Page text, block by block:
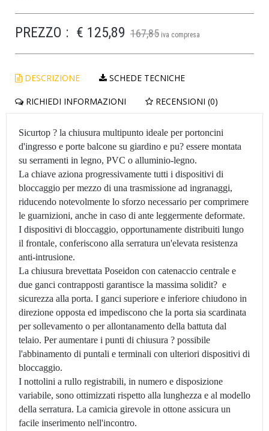
PREZZO : € 125,89 167,85 iva compresa
DESCRIZIONE SCHEDE TECNICHE
RICHIEDI INFORMAZIONI RECENSIONI (0)
Sicurtop ? la chiusura multipunto ideale per portoncini
d'ingresso e porte balcone su giardino e pu? essere montata
su serramenti in legno, PVC o alluminio-legno.
La chiave aziona progressivamente tutti i dispositivi di
bloccaggio per mezzo di una trasmissione ad ingranaggi,
riducendo notevolmente lo sforzo necessario per comprimere
le guarnizioni, anche in caso di ante leggermente deformate.
I dispositivi di bloccaggio, opportunamente distribuiti lungo
il frontale, conferiscono alla serratura un'elevata resistenza
anti-intrusione.
La chiusura brevettata Poseidon con catenaccio centrale e
due ganci contrapposti garantisce la massima solidit? e
sicurezza alla porta. I ganci superiore e inferiore chiudono in
direzione opposta ed impediscono che la porta sia scardinata
per sollevamento o per allontanamento della battuta dal
telaio. Per aumentare i punti di chiusura ? possibile
l'abbinamento di puntali e terminali con ulteriori dispositivi di
bloccaggio.
I nottolini a rullo registrabili, in numero e disposizione
variabile, sono ottimizzati rispetto alla lunghezza e al modello
della serratura. La camicia girevole in ottone assicura un
facile inserimento nell'incontro.